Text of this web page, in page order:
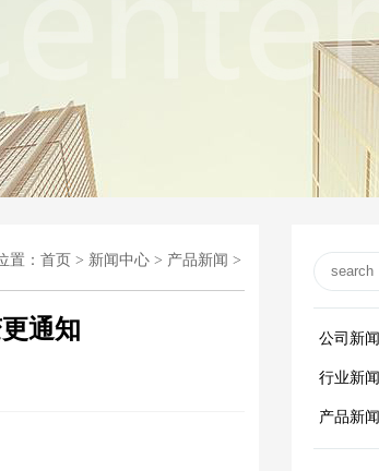
置： 首页 > 新闻中心 > 产品新闻 >
通知 公司新闻
行业新闻
产品新闻